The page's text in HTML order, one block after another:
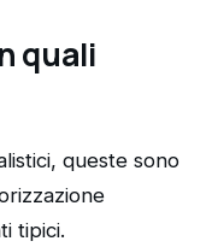
quali
queste sono
tipici.